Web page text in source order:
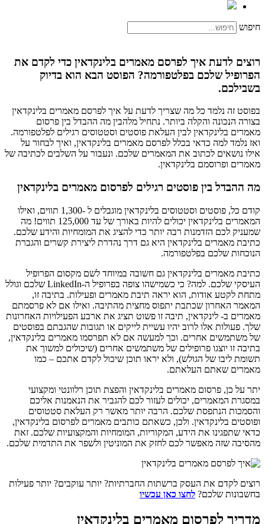
חיפוש
רוצים לדעת איך לפרסם מאמרים בלינקדאין כדי לקדם את
הפרופיל שלכם בפלטפורמה? הפוסט הבא הוא בדיוק
בשבילכם.
בפוסט זה נלמד כל מה שצריך לדעת על איך לפרסם מאמרים בלינקדאין
בצורה הנכונה והקלה ביותר. נתחיל מלהבין מה ההבדל בין פרסום
מאמרים בלינקדאין לבין העלאת פוסטים וסטטוסים רגילים לפלטפורמה.
ואז נלמד למה כדאי בכלל לפרסם מאמרים בלינקדאין, ואיך לבחור על
אילו נושאים לכתוב את המאמרים שלכם. ונעבור על השלבים לכתיבה של
מאמרים ופרוסמם בלינקדאין.
מה ההבדל בין פוסטים רגילים לפרסום מאמרים בלינקדאין
קודם כל, פוסטים וסטטוסים בלינקדאין מוגבלים ל -1,300 תווים, ואילו
המאמרים בלינקדאין יכולים להיות באורך של עד 125,000 תווים! מה
שמעניק לכם הזדמנות רבה יותר כדי להציג את המומחיות והידע שלכם.
כתיבת מאמרים בלינקדאין היא גם דרך נהדרת ליצירת קשרים והגברת
הנוכחות שלכם בפלטפורמה.
כתיבת מאמרים בלינקדאין גם חשובה במיוחד לשם מקסום הפרופיל
העיסקי שלכם. למה? כי כשמישהו צופה בפרופיל ה-LinkedIn שלכם וגולל
מתחת לקטע אודות, הוא יראה תיבת מאמרים ופעילות. בתיבה זו,
המאמר האחרון שכתבת יתפוס מחצית מהתיבה. ואילו אם לא פרסמתם
מאמרים ב- לינקדאין, תיבה זו פשוט תציג את ארבע הפעילויות האחרונות
שלך. פעולות אלו לרוב יהיו עשיית לייקים או תגובות שהגבתם בפוסטים
של משתמשים אחרים. וכך למעשה אם לא תפרסמו מאמרים בלינקדאין,
בתיבה זו יוצגו פרופילים של משתמשים אחרים (שיכולים למשוך את
תשומת ליבו של הגולש), ולא יראו תוכן שיכול לקדם אתכם – כמו
מאמרים שאתם העלאתם.
יתר על כן, פרסום מאמרים בלינקדאין והפצת תוכן רלוונטי ומקצועי
במסגרת המאמרים, יכולים לעזור לכם להגביר את הנאמנות אליכם
והסמכות הנתפסת שלכם. הרבה יותר מאשר רק העלאת סטטוסים
ופוסטים בלינקדאין. ולכן, כשאתם כותבים מאמרים לפרסום בלינקדאין,
כדאי שתפגינו את הידע, המקוריות, המומחיות והמקצועיות שלכם. זאת
מהסיבה שזה מאפשר לכם לחזק את המוניטין ולשפר את התדמית שלכם.
רוצים לקדם את העסק ברשתות החברתיות? יותר עוקבים? יותר פעילות
בחשבונות שלכם? לחצו כאן עכשיו
מדריך לפרסום מאמרים בלינקדאין